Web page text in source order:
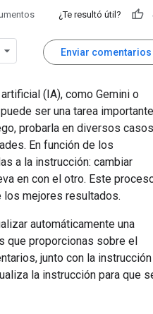
¿Te resultó útil?
Enviar comentarios
(IA), como Gemini o
ser una tarea
probarla en diversos
En función de los
a la instrucción: cambiar
en con el otro. Este
mejores resultados.
automáticamente una
que proporcionas sobre el
junto con la
la instrucción para que